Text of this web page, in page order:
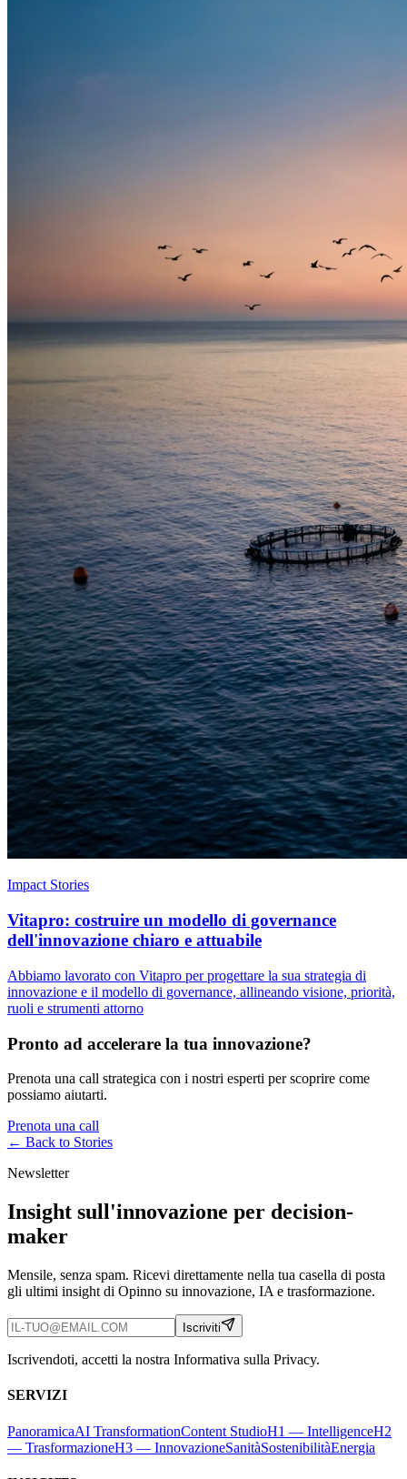
Impact Stories
Vitapro: costruire un modello di governance
dell'innovazione chiaro e attuabile
Abbiamo lavorato con Vitapro per progettare la sua strategia di
innovazione e il modello di governance, allineando visione, priorità,
ruoli e strumenti attorno
Pronto ad accelerare la tua innovazione?
Prenota una call strategica con i nostri esperti per scoprire come
possiamo aiutarti.
Prenota una call
← Back to Stories
Newsletter
Insight sull'innovazione per decision-
maker
Mensile, senza spam. Ricevi direttamente nella tua casella di posta
gli ultimi insight di Opinno su innovazione, IA e trasformazione.
Iscriviti
Iscrivendoti, accetti la nostra Informativa sulla Privacy.
SERVIZI
PanoramicaAI TransformationContent StudioH1 — IntelligenceH2
— TrasformazioneH3 — InnovazioneSanitàSostenibilitàEnergia